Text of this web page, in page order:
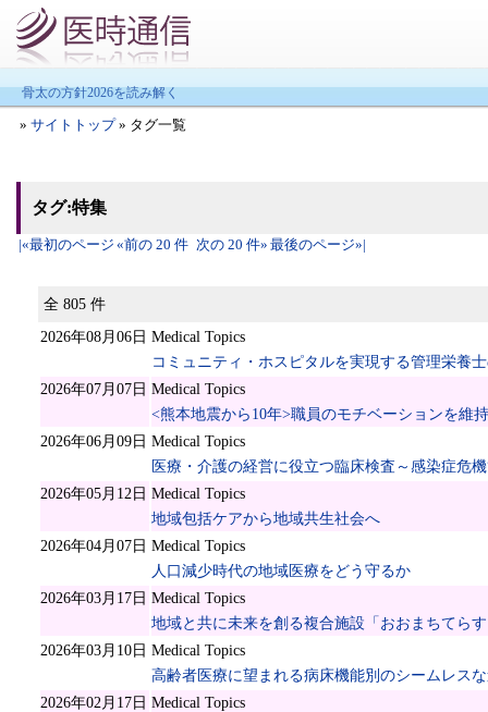
骨太の方針2026を読み解く
» サイトトップ » タグ一覧
タグ:特集
|«最初のページ «前の 20 件 次の 20 件» 最後のページ»|
全 805 件
2026年08月06日 Medical Topics
コミュニティ・ホスピタルを実現する管理栄養
2026年07月07日 Medical Topics
<熊本地震から10年>職員のモチベーションを維
2026年06月09日 Medical Topics
医療・介護の経営に役立つ臨床検査～感染症危
2026年05月12日 Medical Topics
地域包括ケアから地域共生社会へ
2026年04月07日 Medical Topics
人口減少時代の地域医療をどう守るか
2026年03月17日 Medical Topics
地域と共に未来を創る複合施設「おおまちてら
2026年03月10日 Medical Topics
高齢者医療に望まれる病床機能別のシームレス
2026年02月17日 Medical Topics